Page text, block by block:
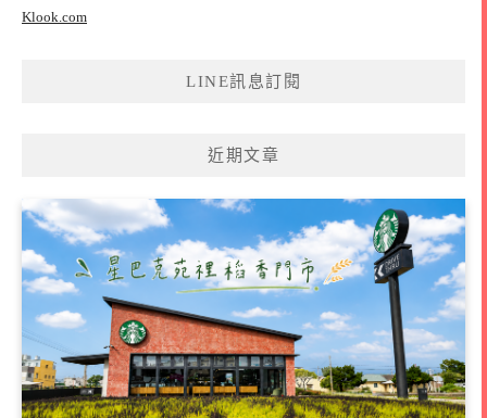
Klook.com
LINE訊息訂閱
近期文章